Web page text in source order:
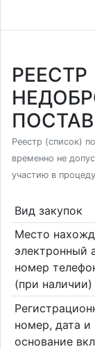
РЕЕСТР
Реестр (список)
временно не
участию в
Вид закупок
Место
электронный
номер
(при наличии)
номер, дата и
основание